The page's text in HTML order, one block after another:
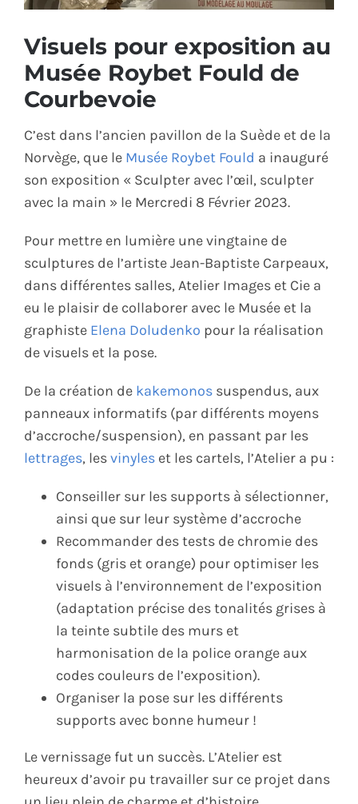
CONTACT
Visuels pour exposition au
Musée Roybet Fould de
Courbevoie
C’est dans l’ancien pavillon de la Suède et de la
Norvège, que le Musée Roybet Fould a inauguré
son exposition « Sculpter avec l’œil, sculpter
avec la main » le Mercredi 8 Février 2023.
Pour mettre en lumière une vingtaine de
sculptures de l’artiste Jean-Baptiste Carpeaux,
dans différentes salles, Atelier Images et Cie a
eu le plaisir de collaborer avec le Musée et la
graphiste Elena Doludenko pour la réalisation
de visuels et la pose.
De la création de kakemonossuspendus, aux
panneaux informatifs (par différents moyens
d’accroche/suspension), en passant par les
lettrages, lesvinyleset les cartels, l’Atelier a pu :
Conseiller sur les supports à sélectionner,
ainsi que sur leur système d’accroche
Recommander des tests de chromie des
fonds (gris et orange) pour optimiser les
visuels à l’environnement de l’exposition
(adaptation précise des tonalités grises à
la teinte subtile des murs et
harmonisation de la police orange aux
codes couleurs de l’exposition).
Organiser la pose sur les différents
supports avec bonne humeur !
Le vernissage fut un succès. L’Atelier est
heureux d’avoir pu travailler sur ce projet dans